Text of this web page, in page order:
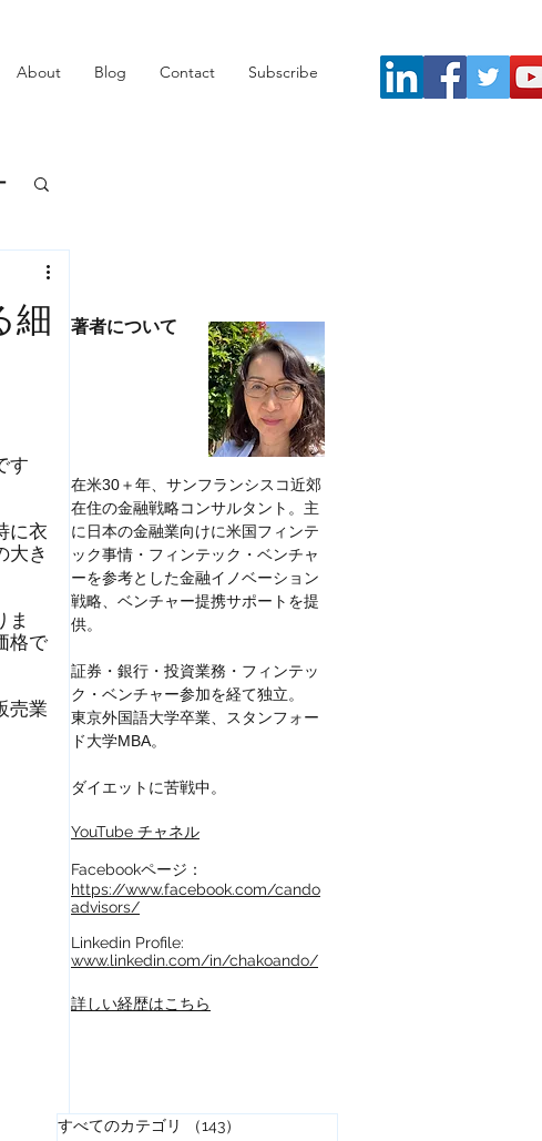
About Blog Contact Subscribe
細
す
に衣
大き
ま
格で
売業
著者について
在米30＋年、サンフランシスコ近郊
在住の金融戦略コンサルタント。主
に日本の金融業向けに米国フィンテ
ック事情・フィンテック・ベンチャ
ーを参考とした金融イノベーション
戦略、ベンチャー提携サポートを提
供。
証券・銀行・投資業務・フィンテッ
ク・ベンチャー参加を経て独立。
東京外国語大学卒業、スタンフォー
ド大学MBA。
ダイエットに苦戦中。
YouTube チャネル
Facebookページ：
https://www.facebook.com/cando
advisors/
Linkedin Profile:
www.linkedin.com/in/chakoando/
​詳しい経歴はこちら
すべてのカテゴリ （143）